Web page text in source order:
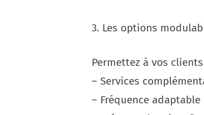
3. Les options
Permettez à vos
– Services
– Fréquence adaptable